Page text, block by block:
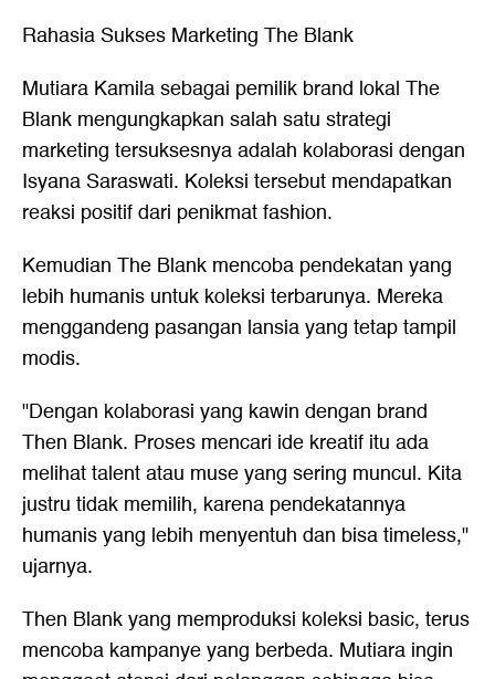
Rahasia Sukses Marketing The Blank
Mutiara Kamila sebagai pemilik brand lokal The
Blank mengungkapkan salah satu strategi
marketing tersuksesnya adalah kolaborasi dengan
Isyana Saraswati. Koleksi tersebut mendapatkan
reaksi positif dari penikmat fashion.
Kemudian The Blank mencoba pendekatan yang
lebih humanis untuk koleksi terbarunya. Mereka
menggandeng pasangan lansia yang tetap tampil
modis.
"Dengan kolaborasi yang kawin dengan brand
Then Blank. Proses mencari ide kreatif itu ada
melihat talent atau muse yang sering muncul. Kita
justru tidak memilih, karena pendekatannya
humanis yang lebih menyentuh dan bisa timeless,"
ujarnya.
Then Blank yang memproduksi koleksi basic, terus
mencoba kampanye yang berbeda. Mutiara ingin